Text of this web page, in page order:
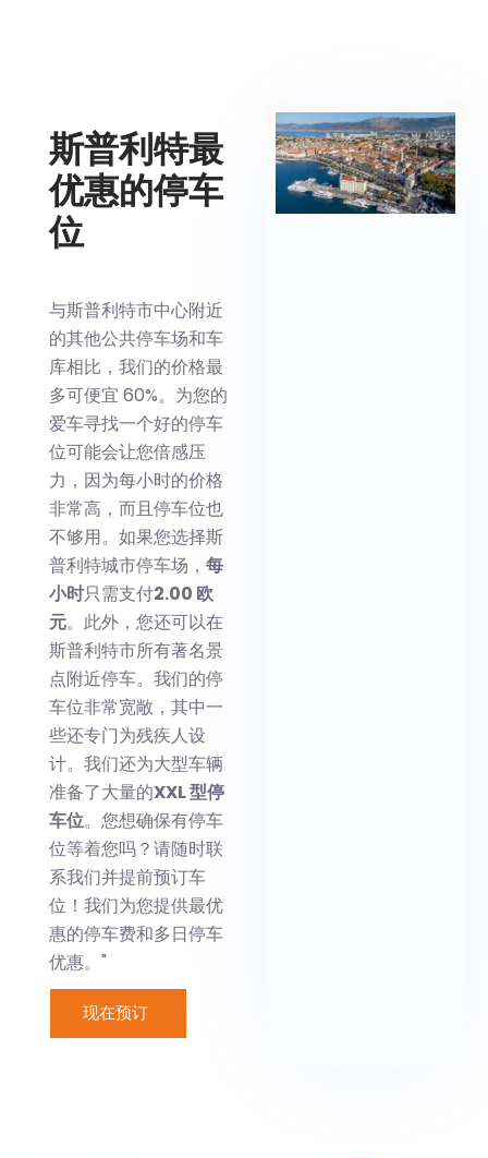
斯普利特最
优惠的停车
位
与斯普利特市中心附近
的其他公共停车场和车
库相比，我们的价格最
多可便宜 60%。为您的
爱车寻找一个好的停车
位可能会让您倍感压
力，因为每小时的价格
非常高，而且停车位也
不够用。如果您选择斯
普利特城市停车场， 每
小时只需支付2.00 欧
元。此外，您还可以在
斯普利特市所有著名景
点附近停车。我们的停
车位非常宽敞，其中一
些还专门为残疾人设
计。我们还为大型车辆
准备了大量的XXL 型停
车位。您想确保有停车
位等着您吗？请随时联
系我们并提前预订车
位！我们为您提供最优
惠的停车费和多日停车
优惠。"
现在预订